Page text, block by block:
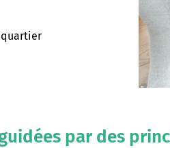
quartier
par des